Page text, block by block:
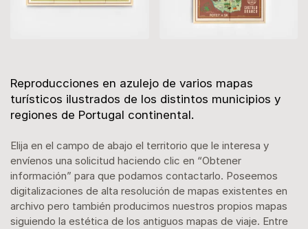
Descripción
Reproducciones en azulejo de varios mapas
turísticos ilustrados de los distintos municipios y
regiones de Portugal continental.
Elija en el campo de abajo el territorio que le interesa y
envíenos una solicitud haciendo clic en “Obtener
información” para que podamos contactarlo. Poseemos
digitalizaciones de alta resolución de mapas existentes en
archivo pero también producimos nuestros propios mapas
siguiendo la estética de los antiguos mapas de viaje. Entre